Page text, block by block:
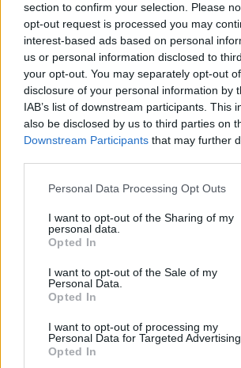
section to confirm your selection. Please
opt-out request is processed you may
interest-based ads based on personal
us or personal information disclosed to
your opt-out. You may separately opt-out
disclosure of your personal information by
IAB’s list of downstream participants. This
also be disclosed by us to third parties on
Downstream Participants that may further
Personal Data Processing Opt Outs
I want to opt-out of the Sharing of my
personal data.
Opted In
I want to opt-out of the Sale of my
Personal Data.
Opted In
I want to opt-out of processing my
Personal Data for Targeted Advertising.
Opted In
Pārbaudi: ķīniešu tabula, lai noteiktu